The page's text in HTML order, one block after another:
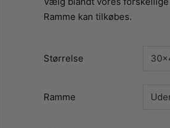
Ramme kan tilkøbes.
Størrelse
Ramme